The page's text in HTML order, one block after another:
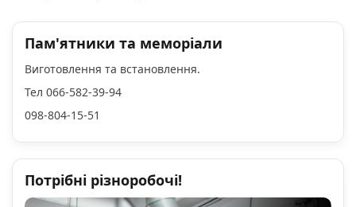
Пам'ятники та меморіали
Виготовлення та встановлення.
Тел 066-582-39-94
098-804-15-51
Потрібні різноробочі!